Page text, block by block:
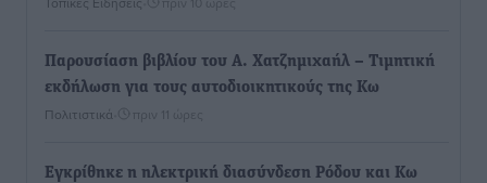
Παρουσίαση βιβλίου του Α. Χατζημιχαήλ – Τιμητική
εκδήλωση για τους αυτοδιοικητικούς της Κω
Πολιτιστικά πριν 11 ώρες
Εγκρίθηκε η ηλεκτρική διασύνδεση Ρόδου και Κω